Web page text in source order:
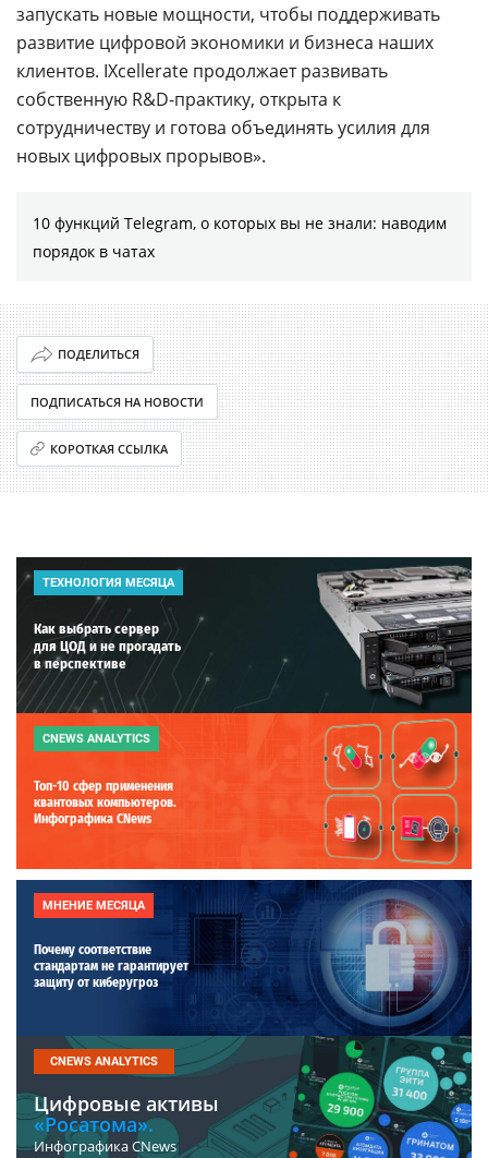
запускать новые мощности, чтобы поддерживать
развитие цифровой экономики и бизнеса наших
клиентов. IXcellerate продолжает развивать
собственную R&D-практику, открыта к
сотрудничеству и готова объединять усилия для
новых цифровых прорывов».
10 функций Telegram, о которых вы не знали: наводим
порядок в чатах
ПОДЕЛИТЬСЯ
ПОДПИСАТЬСЯ НА НОВОСТИ
КОРОТКАЯ ССЫЛКА
ТЕХНОЛОГИЯ МЕСЯЦА
Как выбрать сервер
для ЦОД и не прогадать
в перспективе
CNEWS ANALYTICS
Топ-10 сфер применения
квантовых компьютеров.
Инфографика CNews
МНЕНИЕ МЕСЯЦА
Почему соответствие
стандартам не гарантирует
защиту от киберугроз
CNEWS ANALYTICS
Цифровые активы
«Росатома».
Инфографика CNews